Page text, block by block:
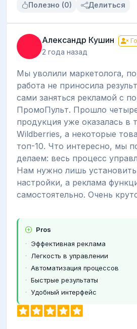
Полезно (0) Делиться
Александр Кушин
2 года назад
Мы уволили маркетолога,
работа не приносила
сами заняться рекламой с
ПромоПульт. Прошло
продукция уже оказалась в
Wildberries, а некоторые
топ-10. Что интересно, мы
делаем: весь процесс
Нам нужно лишь
настройки, а реклама
самостоятельно. Очень
Pros
Эффективная реклама
Легкость в управлении
Автоматизация процессов
Быстрые результаты
Удобный интерфейс